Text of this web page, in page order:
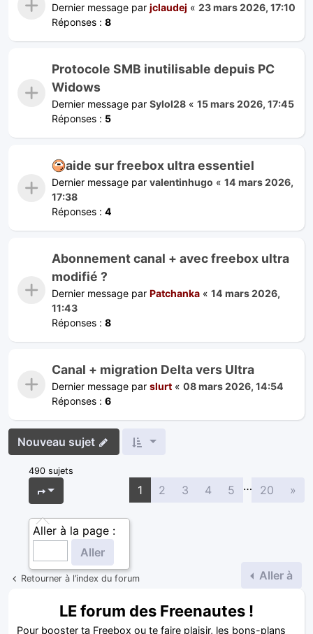
Dernier message par jclaudej « 23 mars 2026, 17:10
Réponses : 8
Protocole SMB inutilisable depuis PC
Widows
Dernier message par Sylol28 « 15 mars 2026, 17:45
Réponses : 5
aide sur freebox ultra essentiel
Dernier message par valentinhugo « 14 mars 2026,
17:38
Réponses : 4
Abonnement canal + avec freebox ultra
modifié ?
Dernier message par Patchanka « 14 mars 2026,
11:43
Réponses : 8
Canal + migration Delta vers Ultra
Dernier message par slurt « 08 mars 2026, 14:54
Réponses : 6
Nouveau sujet
490 sujets
Page
Aller à la page :
1 2 3 4 5 … 20 »
Retourner à l’index du forum Aller à
LE forum des Freenautes !
Pour booster ta Freebox ou te faire plaisir, les bons-plans